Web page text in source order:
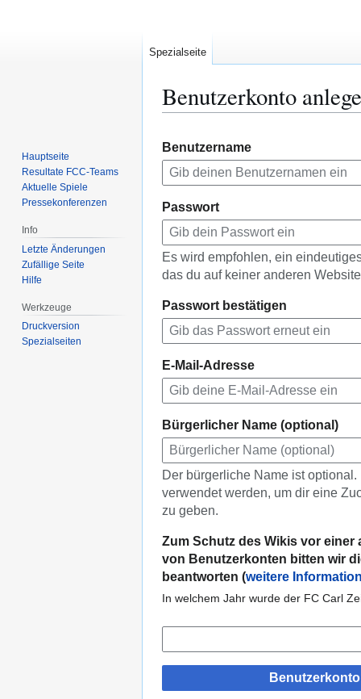
Benutzerkonto
Navigation
springen
Suche
springen
Benutzername
Passwort
Es wird empfohlen, ein
das du auf keiner anderen
Passwort bestätigen
E-Mail-Adresse
Bürgerlicher Name (optional)
Der bürgerliche Name ist
verwendet werden, um dir eine
zu geben.
Zum Schutz des Wikis vor einer
von Benutzerkonten bitten wir
beantworten (weitere
In welchem Jahr wurde der FC Carl
Spezialseite
Hauptseite
Resultate FCC-Teams
Aktuelle Spiele
Pressekonferenzen
Info
Letzte Änderungen
Zufällige Seite
Hilfe
Werkzeuge
Druckversion
Spezialseiten